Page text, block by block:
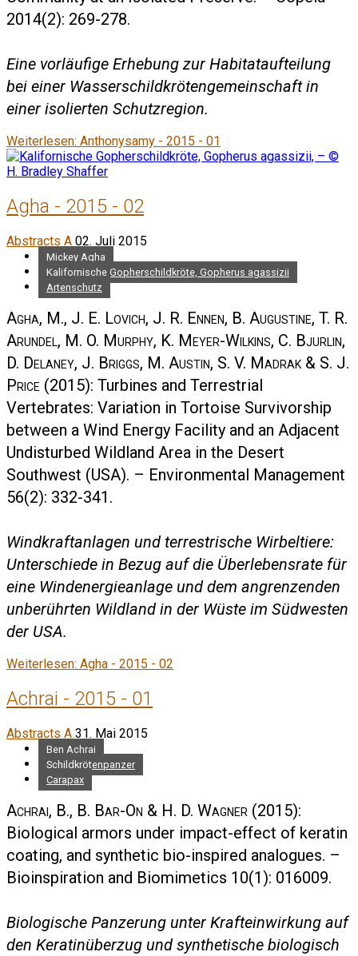
2014(2): 269-278.
Eine vorläufige Erhebung zur Habitataufteilung
bei einer Wasserschildkrötengemeinschaft in
einer isolierten Schutzregion.
Weiterlesen: Anthonysamy - 2015 - 01
Agha - 2015 - 02
Abstracts A 02. Juli 2015
Mickey Agha
Kalifornische Gopherschildkröte, Gopherus agassizii
Artenschutz
Agha, M., J. E. Lovich, J. R. Ennen, B. Augustine, T. R.
Arundel, M. O. Murphy, K. Meyer-Wilkins, C. Bjurlin,
D. Delaney, J. Briggs, M. Austin, S. V. Madrak & S. J.
Price (2015): Turbines and Terrestrial
Vertebrates: Variation in Tortoise Survivorship
between a Wind Energy Facility and an Adjacent
Undisturbed Wildland Area in the Desert
Southwest (USA). – Environmental Management
56(2): 332-341.
Windkraftanlagen und terrestrische Wirbeltiere:
Unterschiede in Bezug auf die Überlebensrate für
eine Windenergieanlage und dem angrenzenden
unberührten Wildland in der Wüste im Südwesten
der USA.
Weiterlesen: Agha - 2015 - 02
Achrai - 2015 - 01
Abstracts A 31. Mai 2015
Ben Achrai
Schildkrötenpanzer
Carapax
Achrai, B., B. Bar-On & H. D. Wagner (2015):
Biological armors under impact-effect of keratin
coating, and synthetic bio-inspired analogues. –
Bioinspiration and Biomimetics 10(1): 016009.
Biologische Panzerung unter Krafteinwirkung auf
den Keratinüberzug und synthetische biologisch